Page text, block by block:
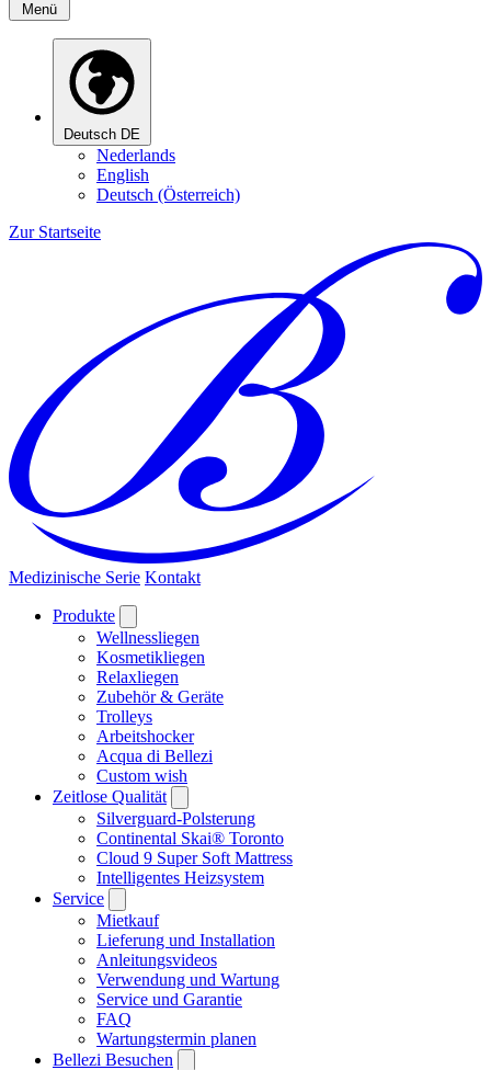
Menü
Deutsch DE
Nederlands
English
Deutsch (Österreich)
Zur Startseite
Medizinische Serie Kontakt
Produkte
Wellnessliegen
Kosmetikliegen
Relaxliegen
Zubehör & Geräte
Trolleys
Arbeitshocker
Acqua di Bellezi
Custom wish
Zeitlose Qualität
Silverguard-Polsterung
Continental Skai® Toronto
Cloud 9 Super Soft Mattress
Intelligentes Heizsystem
Service
Mietkauf
Lieferung und Installation
Anleitungsvideos
Verwendung und Wartung
Service und Garantie
FAQ
Wartungstermin planen
Bellezi Besuchen